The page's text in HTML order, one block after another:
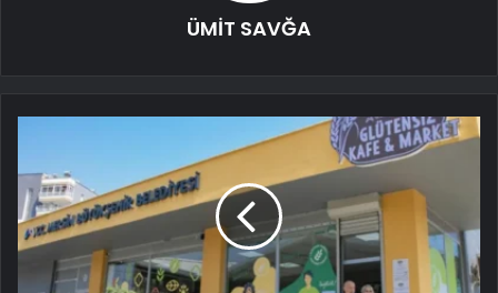
ÜMİT SAVĞA